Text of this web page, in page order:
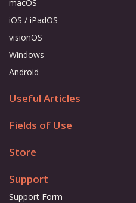
macOS
iOS / iPadOS
visionOS
Windows
Android
Useful Articles
Fields of Use
Store
Support
Support Form